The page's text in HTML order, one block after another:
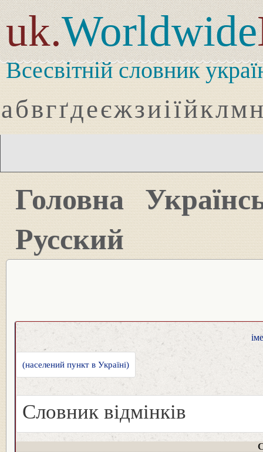
uk.Worldwide
Всесвітній словник
абвгґдеєжзиіїйклмн
Головна
Русский
(населений пункт в Україні)
Словник відмінків